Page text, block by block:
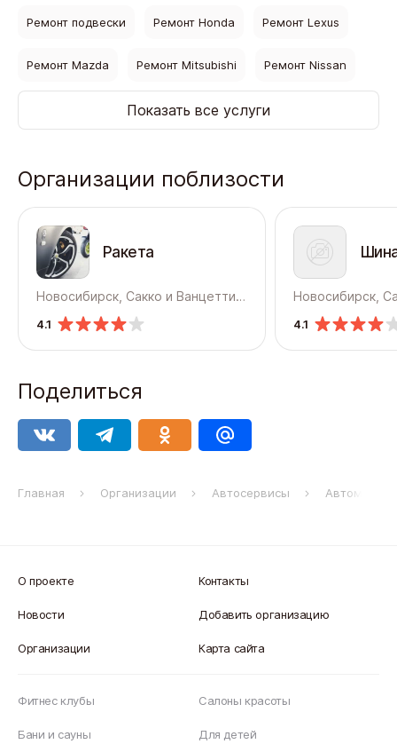
Ремонт подвески Ремонт Honda Ремонт Lexus
Ремонт Mazda Ремонт Mitsubishi Ремонт Nissan
Показать все услуги
Организации поблизости
Ракета
Новосибирск, Сакко и Ванцетти, 108
4.1 4.1
Поделиться
Главная Организации Автосервисы
О проекте
Новости
Организации
Контакты
Добавить организацию
Карта сайта
Фитнес клубы
Бани и сауны
Салоны красоты
Для детей